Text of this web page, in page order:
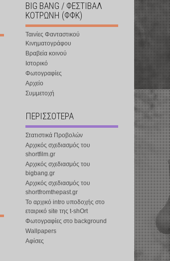
BIG BANG / ΦΕΣΤΙΒΑΛ
ΚΟΤΡΩΝΗ (ΦΦΚ)
Ταινίες Φανταστικού
Κινηματογράφου
Βραβεία κοινού
Ιστορικό
Φωτογραφίες
Αρχείο
Συμμετοχή
ΠΕΡΙΣΣΟΤΕΡΑ
Στατιστικά Προβολών
Αρχικός σχεδιασμός του
shortfilm.gr
Αρχικός σχεδιασμός του
bigbang.gr
Αρχικός σχεδιασμός του
shortfromthepast.gr
Το αρχικό intro υποδοχής στο
εταιρικό site της t-shOrt
Φωτογραφίες στο background
Wallpapers
Αφίσες